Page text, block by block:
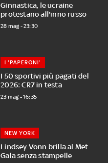
Ginnastica, le ucraine
protestano all'inno russo
28 mag - 23:30
I 50 sportivi più pagati del
2026: CR7 in testa
I 'PAPERONI'
23 mag - 16:35
Lindsey Vonn brilla al Met
Gala senza stampelle
NEW YORK